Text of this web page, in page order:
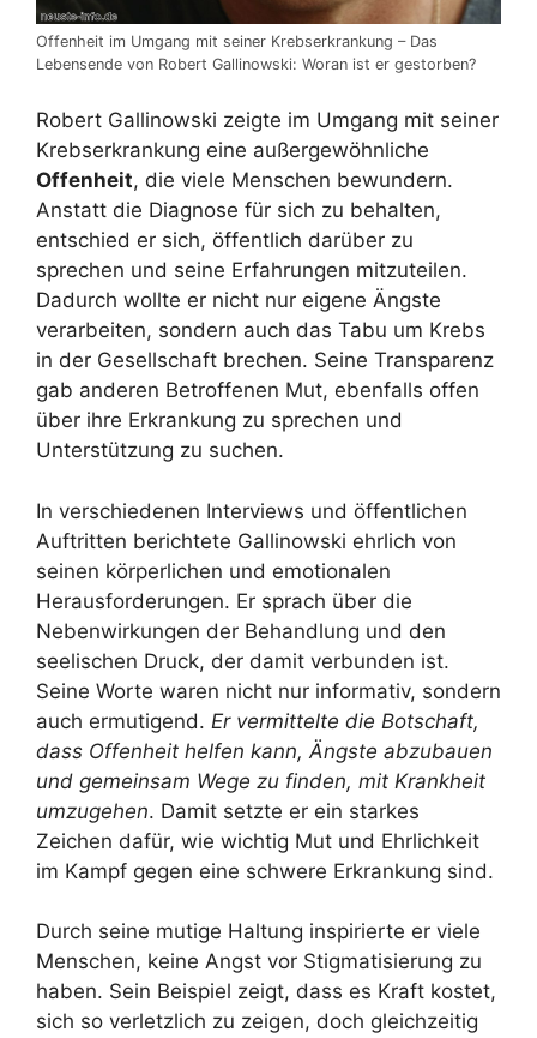
Offenheit im Umgang mit seiner Krebserkrankung – Das
Lebensende von Robert Gallinowski: Woran ist er gestorben?
Robert Gallinowski zeigte im Umgang mit seiner
Krebserkrankung eine außergewöhnliche
Offenheit, die viele Menschen bewundern.
Anstatt die Diagnose für sich zu behalten,
entschied er sich, öffentlich darüber zu
sprechen und seine Erfahrungen mitzuteilen.
Dadurch wollte er nicht nur eigene Ängste
verarbeiten, sondern auch das Tabu um Krebs
in der Gesellschaft brechen. Seine Transparenz
gab anderen Betroffenen Mut, ebenfalls offen
über ihre Erkrankung zu sprechen und
Unterstützung zu suchen.
In verschiedenen Interviews und öffentlichen
Auftritten berichtete Gallinowski ehrlich von
seinen körperlichen und emotionalen
Herausforderungen. Er sprach über die
Nebenwirkungen der Behandlung und den
seelischen Druck, der damit verbunden ist.
Seine Worte waren nicht nur informativ, sondern
auch ermutigend. Er vermittelte die Botschaft,
dass Offenheit helfen kann, Ängste abzubauen
und gemeinsam Wege zu finden, mit Krankheit
umzugehen. Damit setzte er ein starkes
Zeichen dafür, wie wichtig Mut und Ehrlichkeit
im Kampf gegen eine schwere Erkrankung sind.
Durch seine mutige Haltung inspirierte er viele
Menschen, keine Angst vor Stigmatisierung zu
haben. Sein Beispiel zeigt, dass es Kraft kostet,
sich so verletzlich zu zeigen, doch gleichzeitig